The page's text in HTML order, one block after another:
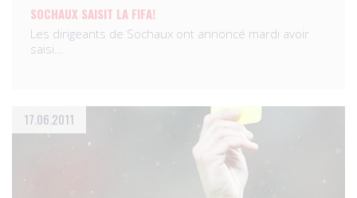
SOCHAUX SAISIT LA FIFA!
Les dirigeants de Sochaux ont annoncé mardi avoir
saisi…
17.06.2011